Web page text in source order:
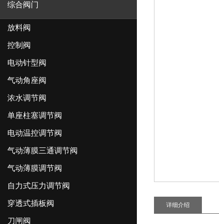
综合阀门
放料阀
控制阀
电动针型阀
气动角座阀
浓水调节阀
单座柱塞调节阀
电动温控调节阀
气动薄膜三通调节阀
气动薄膜调节阀
自力式压力调节阀
穿透式插板阀
刀闸阀
详细介绍